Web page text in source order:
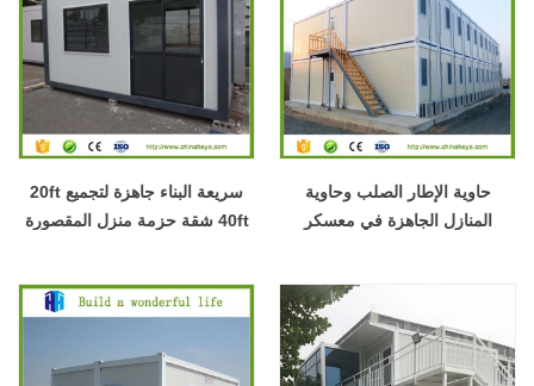
سريعة البناء جاهزة لتجميع 20ft
40ft شقة حزمة منزل المقصورة
حاوية الإطار الصلب وحاوية
المنازل الجاهزة في معسكر